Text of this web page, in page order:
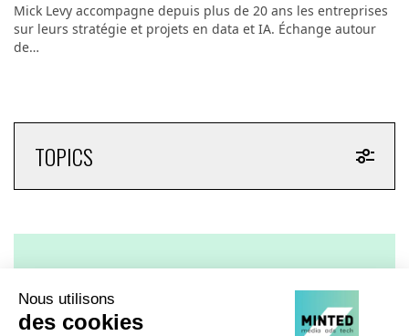
Mick Levy accompagne depuis plus de 20 ans les entreprises
sur leurs stratégie et projets en data et IA. Échange autour
de…
TOPICS
TOUS LES MATINS,
RECEVEZ UNE DOSE